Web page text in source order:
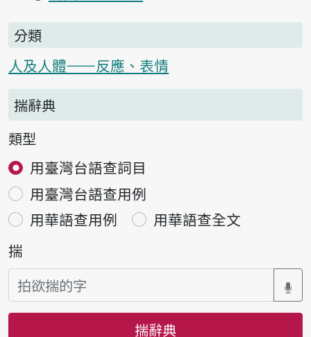
分類
人及人體——反應、表情
揣辭典
類型
用臺灣台語查詞目
用臺灣台語查用例
用華語查用例
用華語查全文
揣
揣辭典